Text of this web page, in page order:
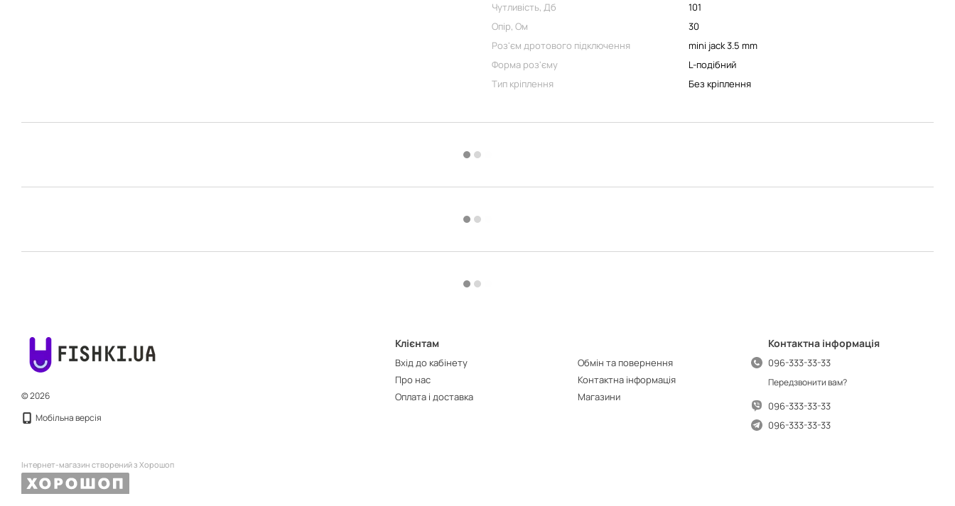
Чутливість, Дб
101
Опір, Ом
30
Роз'єм дротового підключення
mini jack 3.5 mm
Форма роз'єму
L-подібний
Тип кріплення
Без кріплення
© 2026
Мобільна версія
Інтернет-магазин створений з Хорошоп
Клієнтам
Вхід до кабінету
Про нас
Оплата і доставка
Обмін та повернення
Контактна інформація
Магазини
Контактна інформація
096-333-33-33
Передзвонити вам?
096-333-33-33
096-333-33-33